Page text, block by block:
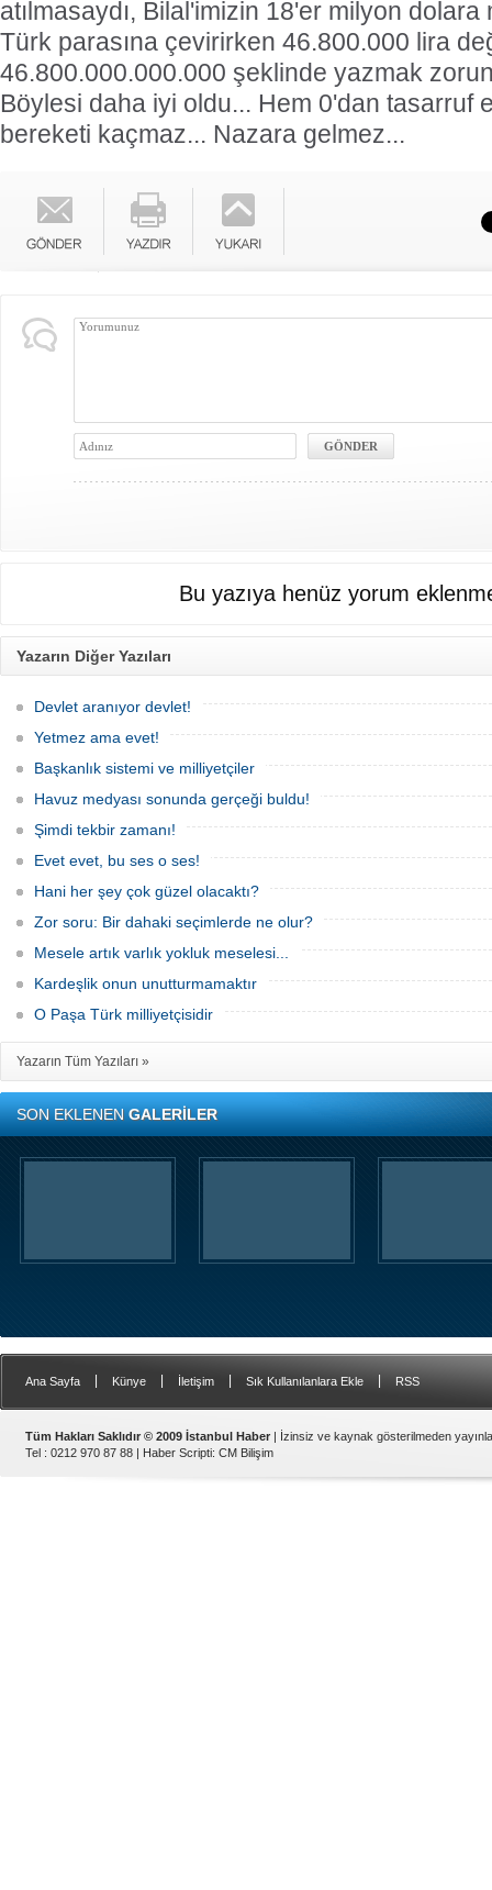
atılmasaydı, Bilal'imizin 18'er milyon
Türk parasına çevirirken 46.800.000 lira
46.800.000.000.000 şeklinde yazmak
Böylesi daha iyi oldu... Hem 0'dan tasarruf
bereketi kaçmaz... Nazara gelmez...
Bu yazıya henüz yorum
Yazarın Diğer Yazıları
Devlet aranıyor devlet!
Yetmez ama evet!
Başkanlık sistemi ve milliyetçiler
Havuz medyası sonunda gerçeği buldu!
Şimdi tekbir zamanı!
Evet evet, bu ses o ses!
Hani her şey çok güzel olacaktı?
Zor soru: Bir dahaki seçimlerde ne olur?
Mesele artık varlık yokluk meselesi...
Kardeşlik onun unutturmamaktır
O Paşa Türk milliyetçisidir
Yazarın Tüm Yazıları »
SON EKLENENGALERİLER
Ana Sayfa Künye İletişim Sık Kullanılanlara Ekle RSS
Tüm Hakları Saklıdır © 2009 İstanbul Haber | İzinsiz ve kaynak gösterilmeden
Tel : 0212 970 87 88 | Haber Scripti: CM Bilişim